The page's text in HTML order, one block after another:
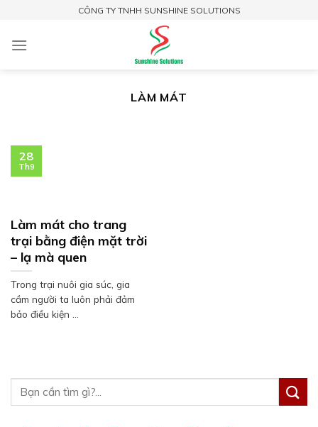
content
CÔNG TY TNHH SUNSHINE SOLUTIONS
LÀM MÁT
Làm mát cho trang
trại bằng điện mặt trời
– lạ mà quen
Trong trại nuôi gia súc, gia
cầm người ta luôn phải đảm
bảo điều kiện ...
28
Th9